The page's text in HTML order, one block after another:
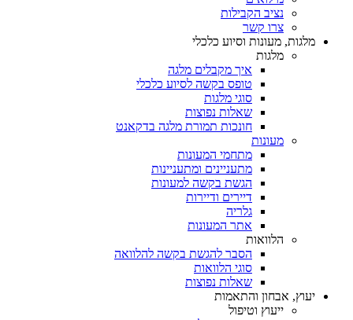
נציב הקבילות
צרו קשר
מלגות, מעונות וסיוע כלכלי
מלגות
איך מקבלים מלגה
טופס בקשה לסיוע כלכלי
סוגי מלגות
שאלות נפוצות
חונכות תמורת מלגה בדקאנט
מעונות
מתחמי המעונות
מתעניינים ומתעניינות
הגשת בקשה למעונות
דיירים ודיירות
גלריה
אתר המעונות
הלוואות
הסבר להגשת בקשה להלוואה
סוגי הלוואות
שאלות נפוצות
יעוץ, אבחון והתאמות
ייעוץ וטיפול